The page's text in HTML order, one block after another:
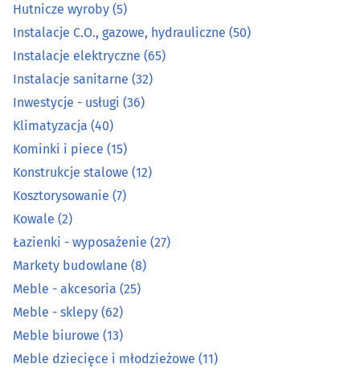
Hutnicze wyroby (5)
Instalacje C.O., gazowe, hydrauliczne
Instalacje elektryczne(65)
Instalacje sanitarne
Inwestycje - usługi(36)
Klimatyzacja
Kominki i piece(15)
Konstrukcje stalowe
Kosztorysowanie (7)
Hutnicze wyroby (5)
Instalacje C.O., gazowe, hydrauliczne (50)
Instalacje elektryczne (65)
Instalacje sanitarne (32)
Inwestycje - usługi (36)
Klimatyzacja (40)
Kominki i piece (15)
Konstrukcje stalowe (12)
Kosztorysowanie (7)
Kowale (2)
Łazienki - wyposażenie (27)
Markety budowlane (8)
Meble - akcesoria (25)
Meble - sklepy (62)
Meble biurowe (13)
Meble dziecięce i młodzieżowe (11)